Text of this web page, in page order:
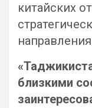
китайских
близкими